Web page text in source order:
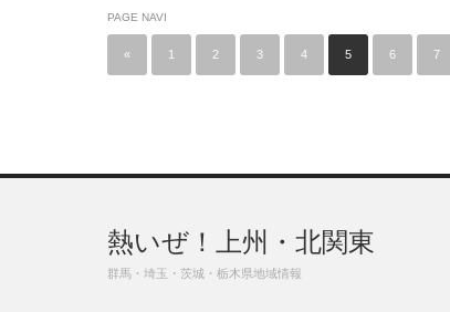
PAGE NAVI
« 1 2 3 4 5 6 7
熱いぜ！上州・北関東
群馬・埼玉・茨城・栃木県地域情報